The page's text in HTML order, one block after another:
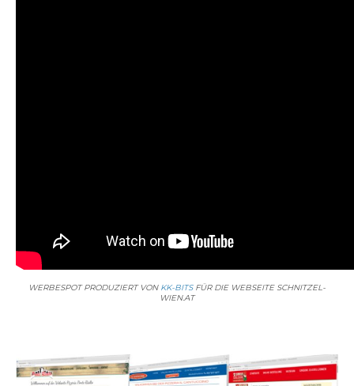
WERBESPOT PRODUZIERT VON KK-BITSFÜR DIE WEBSEITE SCHNITZEL-
WIEN.AT